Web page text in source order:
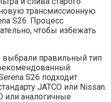
трансмиссионную
S26. Процесс
чтобы избежать
выбрали правильный тип
S26 подходит
JATCO или Nissan.
или аналогичные